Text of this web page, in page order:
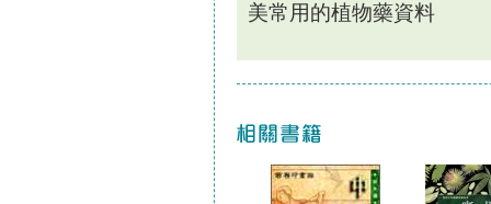
美常用的植物藥資料